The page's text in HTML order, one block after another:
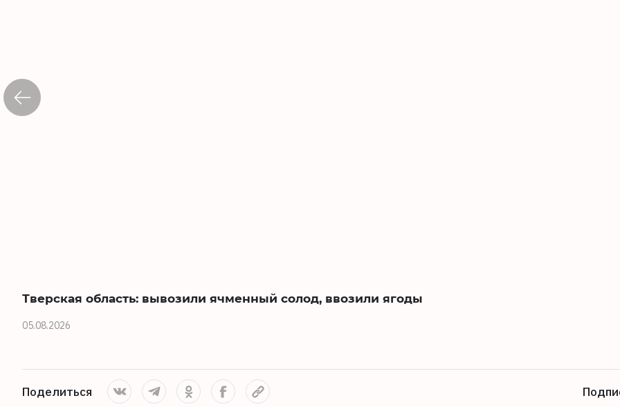
Тверская область: вывозили ячменный солод, ввозили ягоды
05.08.2026
Поделиться